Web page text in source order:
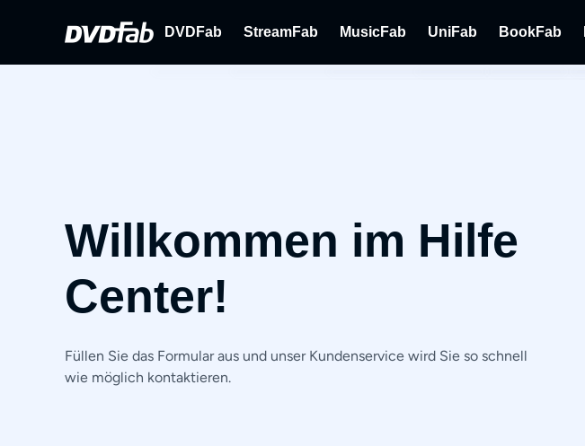
DVDFab StreamFab MusicFab UniFab BookFab
Willkommen im Hilfe
Center!
Füllen Sie das Formular aus und unser Kundenservice wird Sie so schnell
wie möglich kontaktieren.